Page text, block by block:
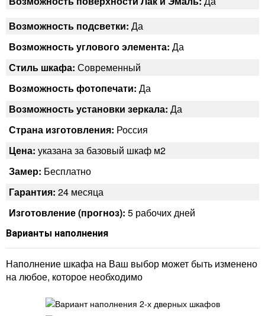
Возможность подсветки: Да
Возможность углового элемента: Да
Стиль шкафа: Современный
Возможность фотопечати: Да
Возможность установки зеркала: Да
Страна изготовления: Россия
Цена: указана за базовый шкаф м2
Замер: Бесплатно
Гарантия: 24 месяца
Изготовление (прогноз): 5 рабочих дней
Варианты наполнения
Наполнение шкафа на Ваш выбор может быть изменено
на любое, которое необходимо